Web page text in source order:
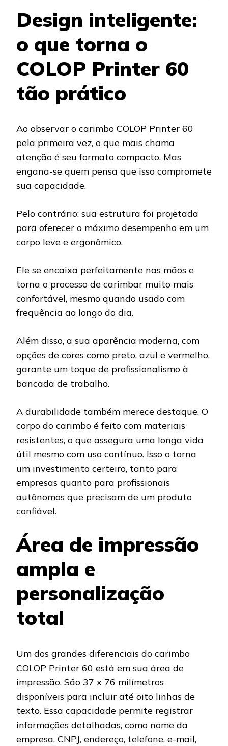
Design inteligente:
o que torna o
COLOP Printer 60
tão prático
Ao observar o carimbo COLOP Printer 60
pela primeira vez, o que mais chama
atenção é seu formato compacto. Mas
engana-se quem pensa que isso compromete
sua capacidade.
Pelo contrário: sua estrutura foi projetada
para oferecer o máximo desempenho em um
corpo leve e ergonômico.
Ele se encaixa perfeitamente nas mãos e
torna o processo de carimbar muito mais
confortável, mesmo quando usado com
frequência ao longo do dia.
Além disso, a sua aparência moderna, com
opções de cores como preto, azul e vermelho,
garante um toque de profissionalismo à
bancada de trabalho.
A durabilidade também merece destaque. O
corpo do carimbo é feito com materiais
resistentes, o que assegura uma longa vida
útil mesmo com uso contínuo. Isso o torna
um investimento certeiro, tanto para
empresas quanto para profissionais
autônomos que precisam de um produto
confiável.
Área de impressão
ampla e
personalização
total
Um dos grandes diferenciais do carimbo
COLOP Printer 60 está em sua área de
impressão. São 37 x 76 milímetros
disponíveis para incluir até oito linhas de
texto. Essa capacidade permite registrar
informações detalhadas, como nome da
empresa, CNPJ, endereço, telefone, e-mail,